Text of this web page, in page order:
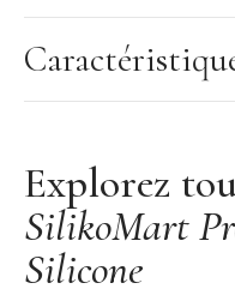
Mini Perles
Diamètre Perle : 7 mm
Hauteur Perle : 6 mm
Couleur : Blanc
Fabriqué en Italie
Marque : Silikomart
Moule décor silicone
Explorez
SilikoMart
Silicone